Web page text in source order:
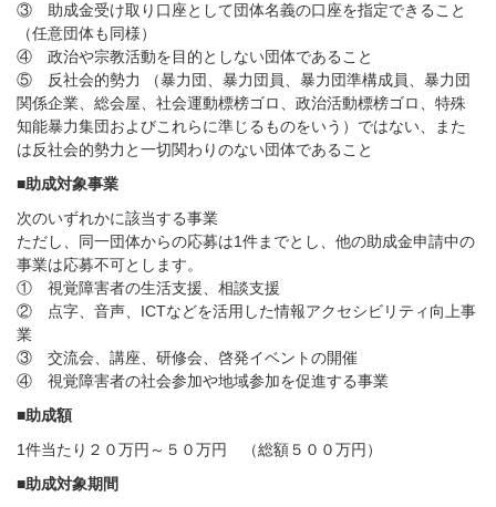
③ 助成金受け取り口座として団体名義の口座を指定できること
（任意団体も同様）
④ 政治や宗教活動を目的としない団体であること
⑤ 反社会的勢力 （暴力団、暴力団員、暴力団準構成員、暴力団
関係企業、総会屋、社会運動標榜ゴロ、政治活動標榜ゴロ、特殊
知能暴力集団およびこれらに準じるものをいう）ではない、また
は反社会的勢力と一切関わりのない団体であること
■助成対象事業
次のいずれかに該当する事業
ただし、同一団体からの応募は1件までとし、他の助成金申請中の
事業は応募不可とします。
① 視覚障害者の生活支援、相談支援
② 点字、音声、ICTなどを活用した情報アクセシビリティ向上事
業
③ 交流会、講座、研修会、啓発イベントの開催
④ 視覚障害者の社会参加や地域参加を促進する事業
■助成額
1件当たり２０万円～５０万円 （総額５００万円）
■助成対象期間